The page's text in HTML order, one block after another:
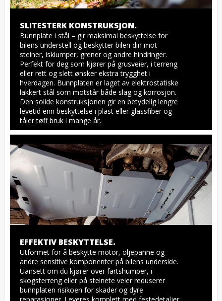
SLITESTERK KONSTRUKSJON.
Bunnplate i stål – gir maksimal beskyttelse for
bilens understell og beskytter bilen din mot
steiner, isklumper, grener og andre hindringer.
Perfekt for deg som kjører på grusveier, i terreng
eller rett og slett ønsker ekstra trygghet i
hverdagen. Bunnplaten er laget av elektrostatiske
lakkert stål som motstår både slag og korrosjon.
Den solide konstruksjonen gir en betydelig lengre
levetid enn beskyttelse i plast eller glassfiber og
tåler tøff bruk i mange år.
EFFEKTIV BESKYTTELSE.
Utformet for å beskytte motor, oljepanne og
andre sensitive komponenter på bilens underside.
Uansett om du kjører over fartshumper, i
skogsterreng eller på steinete veier reduserer
bunnplaten risikoen for skader og dyre